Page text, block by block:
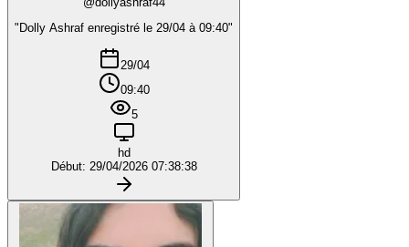
"Dolly Ashraf enregistré le 29/04 à 09:40"
29/04
09:40
5
hd
Début: 29/04/2026 07:38:38